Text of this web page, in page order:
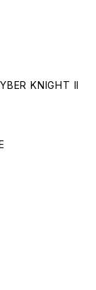
KNIGHT II